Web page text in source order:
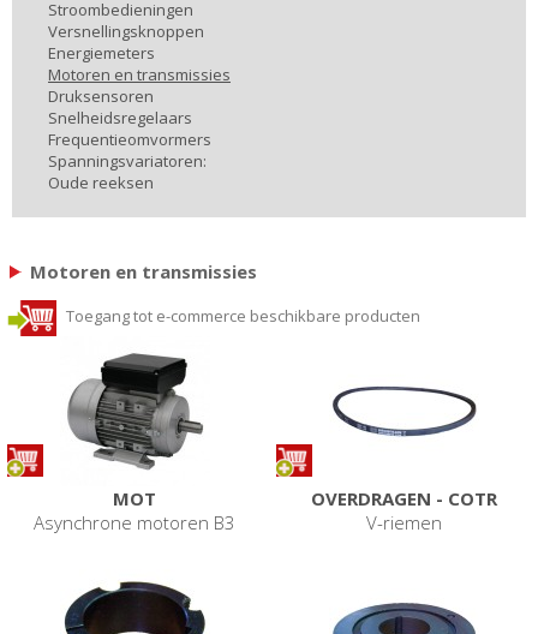
Stroombedieningen
Versnellingsknoppen
Energiemeters
Motoren en transmissies
Druksensoren
Snelheidsregelaars
Frequentieomvormers
Spanningsvariatoren:
Oude reeksen
Motoren en transmissies
Toegang tot e-commerce beschikbare producten
MOT
Asynchrone motoren B3
OVERDRAGEN - COTR
V-riemen